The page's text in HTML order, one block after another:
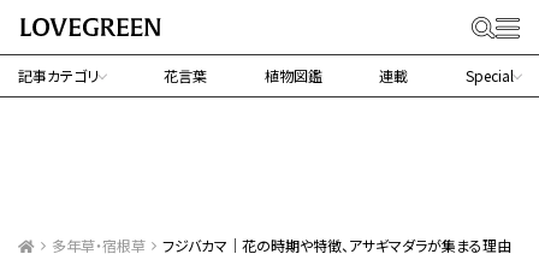
記事カテゴリ 花言葉 植物図鑑 連載 Special
多年草・宿根草 フジバカマ｜花の時期や特徴、アサギマダラが集まる理由